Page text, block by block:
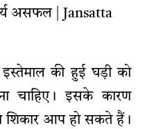
की हुई घड़ी को
चाहिए। इसके कारण
शिकार आप हो सकते हैं।